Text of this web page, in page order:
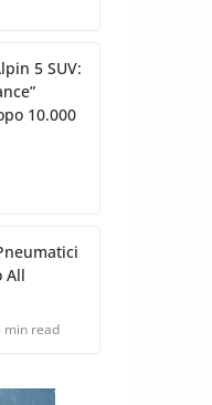
5 SUV:
10.000
All
min read